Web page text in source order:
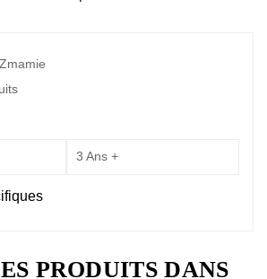
3 Ans +
PRODUITS DANS